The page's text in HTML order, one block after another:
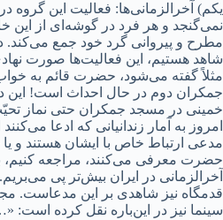
یکم) آخرالزمانی‌ها: فعالیت این
نمی‌گنجد و هر فرد در گوشه‌ای از این
مطرح و پیروانی گرد خود جمع می‌کند.
شاهد هستیم، این فعالیت‌ها صورت
مثلاً گفته می‌شود، حضرت قائم به
جمکران دوم در حال احداث است! این
خمینی در مسجد جمکران حتی نماز
امروز به آمار زندانیانی که ادعا
مدعی ارتباط خاص با ایشان هستند و یا
حضرت معرفی می‌کنند، مراجعه کنیم،
آخرالزمانی در ایران بیش‌تر پی
قدمگاه نیز شاهدی بر این مدعاست.
سینما نیز در این‌باره نقل کرده است: